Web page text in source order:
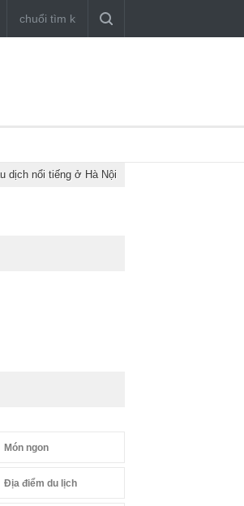
dịch nổi tiếng ở Hà Nội
Món ngon
Địa điểm du lịch